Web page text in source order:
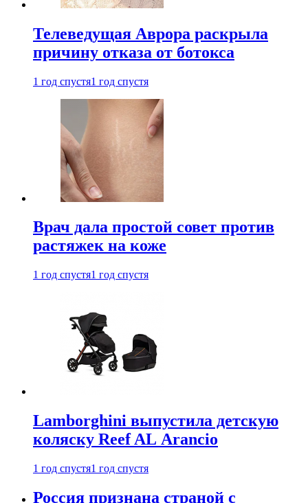
Телеведущая Аврора раскрыла
причину отказа от ботокса
1 год спустя1 год спустя
Врач дала простой совет против
растяжек на коже
1 год спустя1 год спустя
Lamborghini выпустила детскую
коляску Reef AL Arancio
1 год спустя1 год спустя
Россия признана страной с